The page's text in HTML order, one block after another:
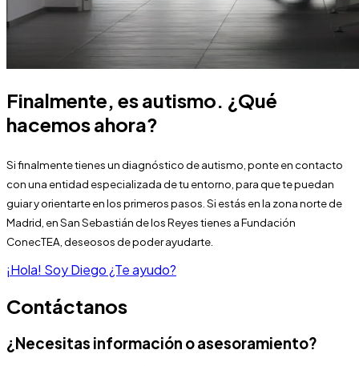
Finalmente, es autismo. ¿Qué
hacemos ahora?
Si finalmente tienes un diagnóstico de autismo, ponte en contacto
con una entidad especializada de tu entorno, para que te puedan
guiar y orientarte en los primeros pasos. Si estás en la zona norte de
Madrid, en San Sebastián de los Reyes tienes a Fundación
ConecTEA, deseosos de poder ayudarte.
¡Hola! Soy Diego ¿Te ayudo?
Contáctanos
¿Necesitas información o asesoramiento?